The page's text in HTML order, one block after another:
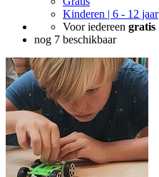
Kinderen | 6 - 12 jaar
Voor iedereen gratis
nog 7 beschikbaar